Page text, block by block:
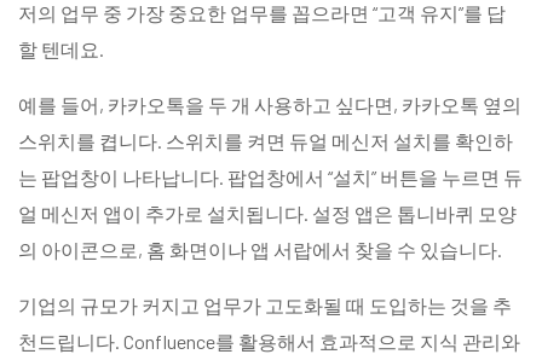
저의 업무 중 가장 중요한 업무를 꼽으라면 “고객 유지”를 답
할 텐데요.
예를 들어, 카카오톡을 두 개 사용하고 싶다면, 카카오톡 옆의
스위치를 켭니다. 스위치를 켜면 듀얼 메신저 설치를 확인하
는 팝업창이 나타납니다. 팝업창에서 “설치” 버튼을 누르면 듀
얼 메신저 앱이 추가로 설치됩니다. 설정 앱은 톱니바퀴 모양
의 아이콘으로, 홈 화면이나 앱 서랍에서 찾을 수 있습니다.
기업의 규모가 커지고 업무가 고도화될 때 도입하는 것을 추
천드립니다. Confluence를 활용해서 효과적으로 지식 관리와